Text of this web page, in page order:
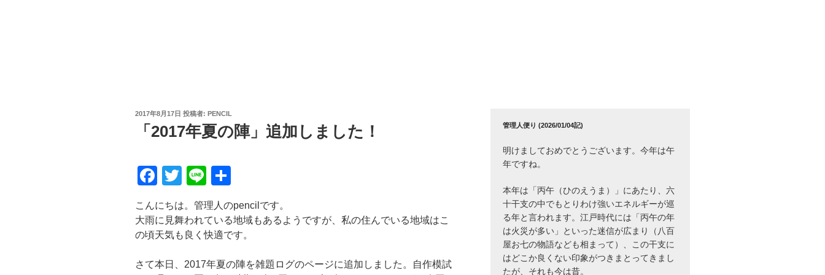
投
2017年8月17日 投稿者: PENCIL
「2017年夏の陣」追加しました！
F
c
e
b
T
wi
tt
er
Li
n
e
こんにちは。管理人のpencilです。
大雨に見舞われている地域もあるようですが、私の住んでいる地域はこ
の頃天気も良く快適です。
さて本日、2017年夏の陣を雑題ログのページに追加しました。自作模試
管理人便り (2026/01/04記)
明けましておめでとうございます。今年は午
年ですね。
本年は「丙午（ひのえうま）」にあたり、六
十干支の中でもとりわけ強いエネルギーが巡
る年と言われます。江戸時代には「丙午の年
は火災が多い」といった迷信が広まり（八百
屋お七の物語なども相まって）、この干支に
はどこか良くない印象がつきまとってきまし
たが、それも今は昔。